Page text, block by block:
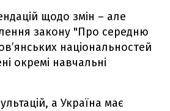
щодо змін – але
закону "Про середню
національностей
окремі навчальні
а Україна має